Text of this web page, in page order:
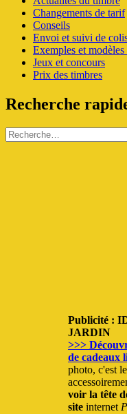
Changements de tarif
Conseils
Envoi et suivi de
Exemples et modèles
Jeux et concours
Prix des timbres
Recherche
Recherche
pour :
Publicité :
JARDIN
>>>
de cadeaux
photo, c'est
voir la tête
site internet